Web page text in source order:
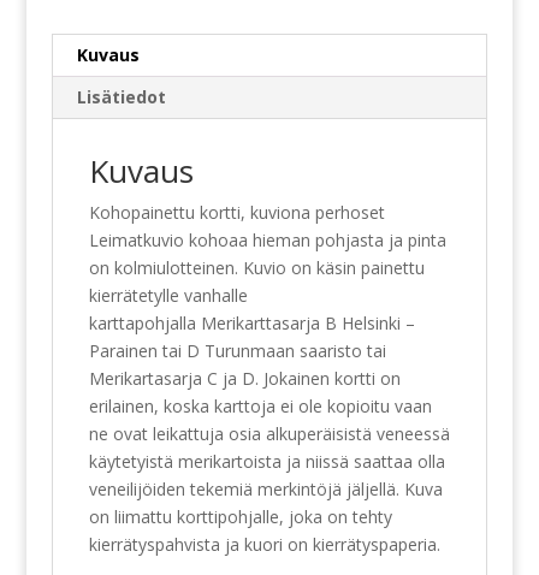
Kuvaus
Lisätiedot
Kuvaus
Kohopainettu kortti, kuviona perhoset
Leimatkuvio kohoaa hieman pohjasta ja pinta
on kolmiulotteinen. Kuvio on käsin painettu
kierrätetylle vanhalle
karttapohjalla Merikarttasarja B Helsinki –
Parainen tai D Turunmaan saaristo tai
Merikartasarja C ja D. Jokainen kortti on
erilainen, koska karttoja ei ole kopioitu vaan
ne ovat leikattuja osia alkuperäisistä veneessä
käytetyistä merikartoista ja niissä saattaa olla
veneilijöiden tekemiä merkintöjä jäljellä. Kuva
on liimattu korttipohjalle, joka on tehty
kierrätyspahvista ja kuori on kierrätyspaperia.